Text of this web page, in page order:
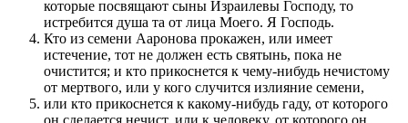
которые посвящают сыны Израилевы Господу, то
истребится душа та от лица Моего. Я Господь.
Кто из семени Ааронова прокажен, или имеет
истечение, тот не должен есть святынь, пока не
очистится; и кто прикоснется к чему-нибудь нечистому
от мертвого, или у кого случится излияние семени,
или кто прикоснется к какому-нибудь гаду, от которого
он сделается нечист, или к человеку, от которого он